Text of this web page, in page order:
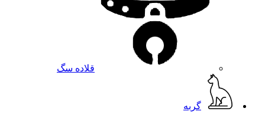
قلاده سگ
گربه